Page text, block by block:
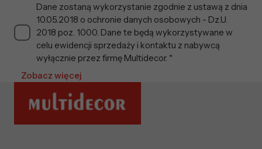
Dane zostaną wykorzystanie zgodnie z ustawą z dnia
10.05.2018 o ochronie danych osobowych - Dz.U.
2018 poz. 1000. Dane te będą wykorzystywane w
celu ewidencji sprzedaży i kontaktu z nabywcą
wyłącznie przez firmę Multidecor. *
Zobacz więcej